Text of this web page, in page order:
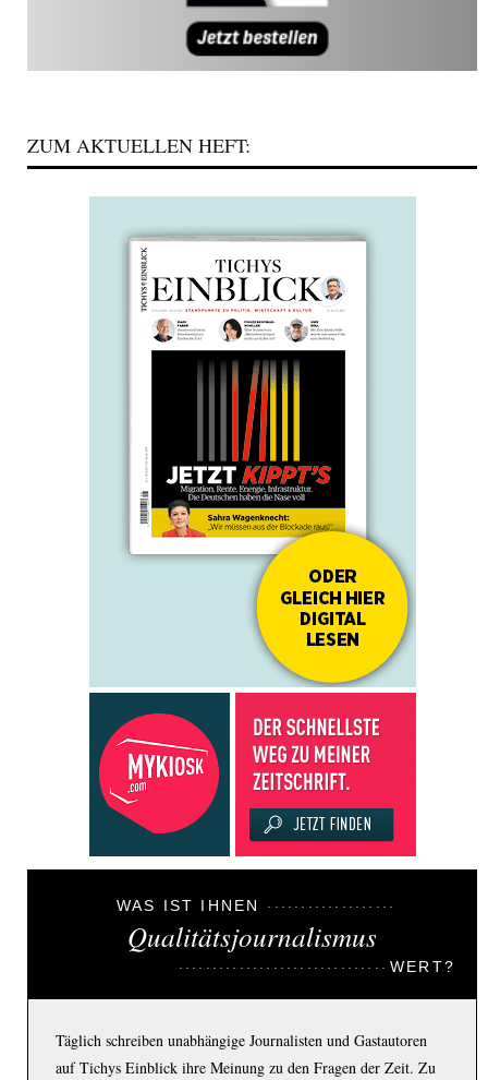
ZUM AKTUELLEN HEFT:
WAS IST IHNEN
Qualitätsjournalismus
WERT?
Täglich schreiben unabhängige Journalisten und Gastautoren
auf Tichys Einblick ihre Meinung zu den Fragen der Zeit. Zu